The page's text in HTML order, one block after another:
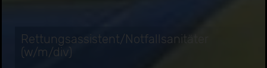
Rettungsassistent/Notfallsanitäter
(w/m/div)